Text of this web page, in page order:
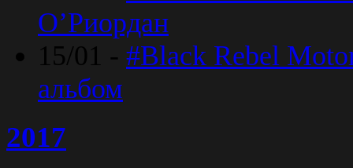
O’Риордан
15/01 - #Black Rebel
альбом
2017